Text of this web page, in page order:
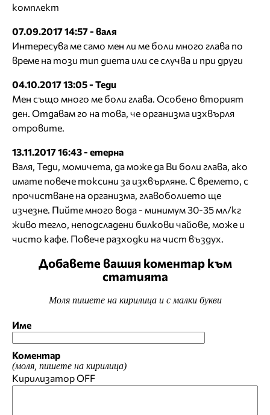
комплект
07.09.2017 14:57 - валя
Интересува ме само мен ли ме боли много глава по
време на този тип диета или се случва и при други
04.10.2017 13:05 - Теди
Мен също много ме боли глава. Особено вторият
ден. Отдавам го на това, че организма изхвърля
отровите.
13.11.2017 16:43 - етерна
Валя, Теди, момичета, да може да Ви боли глава, ако
имате повече токсини за изхвърляне. С времето, с
прочистване на организма, главоболието ще
изчезне. Пийте много вода - минимум 30-35 мл/кг
живо тегло, неподсладени билкови чайове, може и
чисто кафе. Повече разходки на чист въздух.
Добавете вашия коментар към
статията
Моля пишете на кирилица и с малки букви
Име
Коментар
(моля, пишете на кирилица)
КирилизаторOFF